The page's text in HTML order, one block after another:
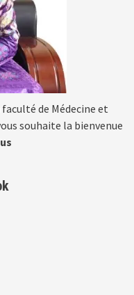
de Médecine et
souhaite la bienvenue